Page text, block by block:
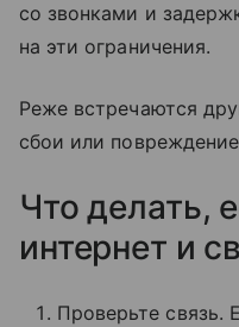
со звонками и
на эти ограничения.
Реже встречаются
сбои или
Что делать,
интернет и
Проверьте связь.